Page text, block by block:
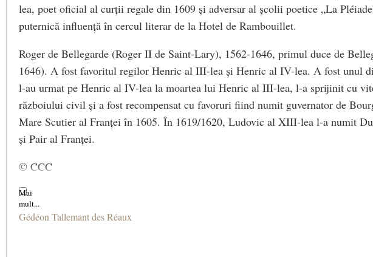
lea, poet oficial al curții regale din 1609 și adversar al școlii poetice „La
puternică influență în cercul literar de la Hotel de Rambouillet.
Roger de Bellegarde (Roger II de Saint-Lary), 1562-1646, primul duce de
1646). A fost favoritul regilor Henric al III-lea și Henric al IV-lea. A fost unul
l-au urmat pe Henric al IV-lea la moartea lui Henric al III-lea, l-a sprijinit cu
războiului civil și a fost recompensat cu favoruri fiind numit guvernator de
Mare Scutier al Franței în 1605. În 1619/1620, Ludovic al XIII-lea l-a numit
și Pair al Franței.
© CCC
Gédéon Tallemant des Réaux